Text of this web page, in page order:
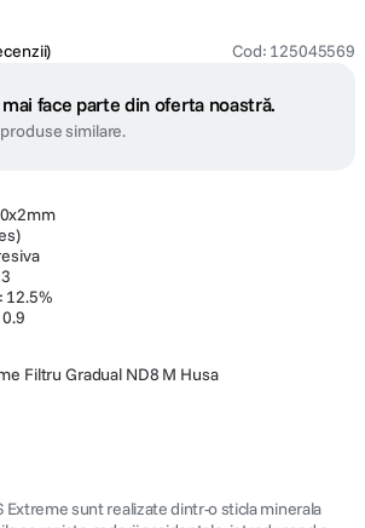
) Cod: 125045569
face parte din oferta noastră.
similare.
12.5%
Filtru Gradual ND8 M Husa
Extreme sunt realizate dintr-o sticla minerala